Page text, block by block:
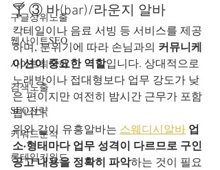
구글상위노출
웹사이트SEO
사이트최적화
검색노출
SEO전략
키워드분석
롱테일키워드
🍸 ③ 바(bar)/라운지 알바
칵테일이나 음료 서빙 등 서비스를 제공
하며, 분위기에 따라 손님과의 커뮤니케
이션이 중요한 역할입니다. 상대적으로
노래방이나 접대형보다 업무 강도가 낮
은 편이지만 여전히 밤시간 근무가 포함
됩니다.
위와 같이 유흥알바는 스웨디시알바 업
소·형태마다 업무 성격이 다르므로 구인
공고 내용을 정확히 파악하는 것이 필요